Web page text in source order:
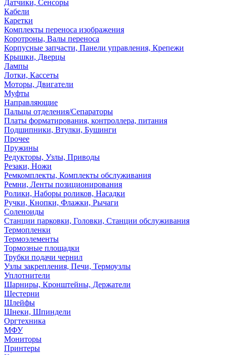
Датчики, Сенсоры
Кабели
Каретки
Комплекты переноса изображения
Коротроны, Валы переноса
Корпусные запчасти, Панели управления, Крепежи
Крышки, Дверцы
Лампы
Лотки, Кассеты
Моторы, Двигатели
Муфты
Направляющие
Пальцы отделения/Сепараторы
Платы форматирования, контроллера, питания
Подшипники, Втулки, Бушинги
Прочее
Пружины
Редукторы, Узлы, Приводы
Резаки, Ножи
Ремкомплекты, Комплекты обслуживания
Ремни, Ленты позиционирования
Ролики, Наборы роликов, Насадки
Ручки, Кнопки, Флажки, Рычаги
Соленоиды
Станции парковки, Головки, Станции обслуживания
Термопленки
Термоэлементы
Тормозные площадки
Трубки подачи чернил
Узлы закрепления, Печи, Термоузлы
Уплотнители
Шарниры, Кронштейны, Держатели
Шестерни
Шлейфы
Шнеки, Шпиндели
Оргтехника
МФУ
Мониторы
Принтеры